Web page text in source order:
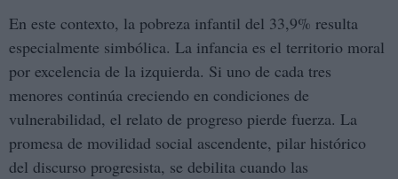
En este contexto, la pobreza infantil del 33,9% resulta
especialmente simbólica. La infancia es el territorio moral
por excelencia de la izquierda. Si uno de cada tres
menores continúa creciendo en condiciones de
vulnerabilidad, el relato de progreso pierde fuerza. La
promesa de movilidad social ascendente, pilar histórico
del discurso progresista, se debilita cuando las